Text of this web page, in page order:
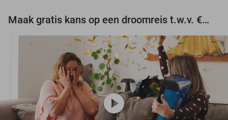
Maak gratis kans op een droomreis t.w.v. €3.000!
play_circle